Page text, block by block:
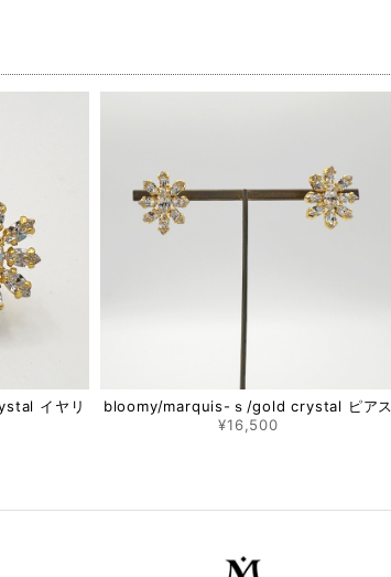
イヤリ
bloomy/marquis-ｓ/gold crystal ピアス
¥16,500